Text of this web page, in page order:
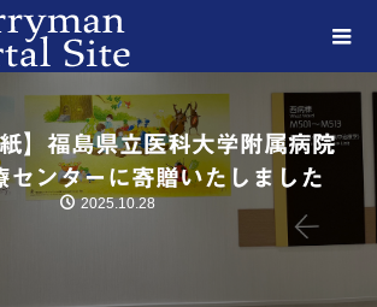
】福島県立医科大学附属病院
センターに寄贈いたしました
2025.10.28